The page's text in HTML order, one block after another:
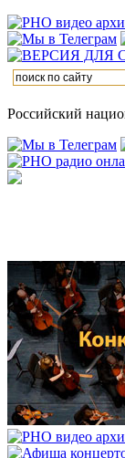
Российский